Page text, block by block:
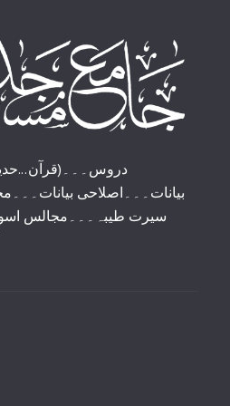
بیانات۔۔۔اصلاحی
سیرت طیبہ۔۔۔مجالس